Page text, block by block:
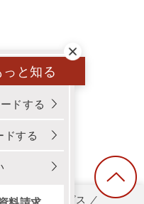
と知る
ドする
ドする
・育成サービス